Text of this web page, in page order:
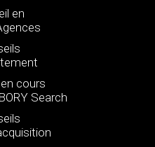
en
cours
Search